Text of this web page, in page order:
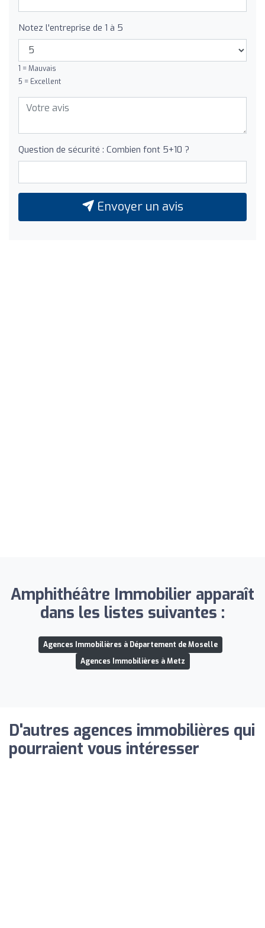
Notez l'entreprise de 1 à 5
1 = Mauvais
5 = Excellent
Question de sécurité : Combien font 5+10 ?
Envoyer un avis
Amphithéâtre Immobilier apparaît
dans les listes suivantes :
Agences Immobilières à Département de Moselle
Agences Immobilières à Metz
D'autres agences immobilières qui
pourraient vous intéresser